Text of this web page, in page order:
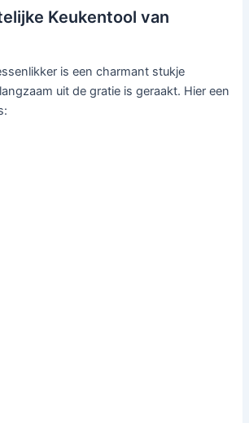
Keukentool van
is een charmant stukje
uit de gratie is geraakt. Hier een